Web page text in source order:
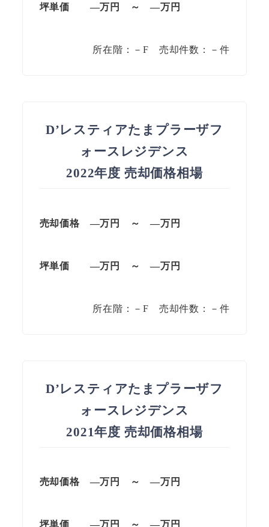
坪単価 —万円 ～—万円
所在階：－F 売却件数：－件
D’レスティアたまプラーザフ
ォースレジデンス
2022年度 売却価格相場
売却価格 —万円 ～ —万円
坪単価 —万円 ～—万円
所在階：－F 売却件数：－件
D’レスティアたまプラーザフ
ォースレジデンス
2021年度 売却価格相場
売却価格 —万円 ～ —万円
坪単価 —万円 ～—万円